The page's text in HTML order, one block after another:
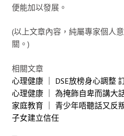
便能加以發展。
(以上文章內容，純屬專家個人
關。)
相關文章
心理健康 ｜ DSE放榜身心調整
心理健康 ｜ 為掩飾自卑而講大
家庭教育 ｜ 青少年唔聽話又反
子女建立信任